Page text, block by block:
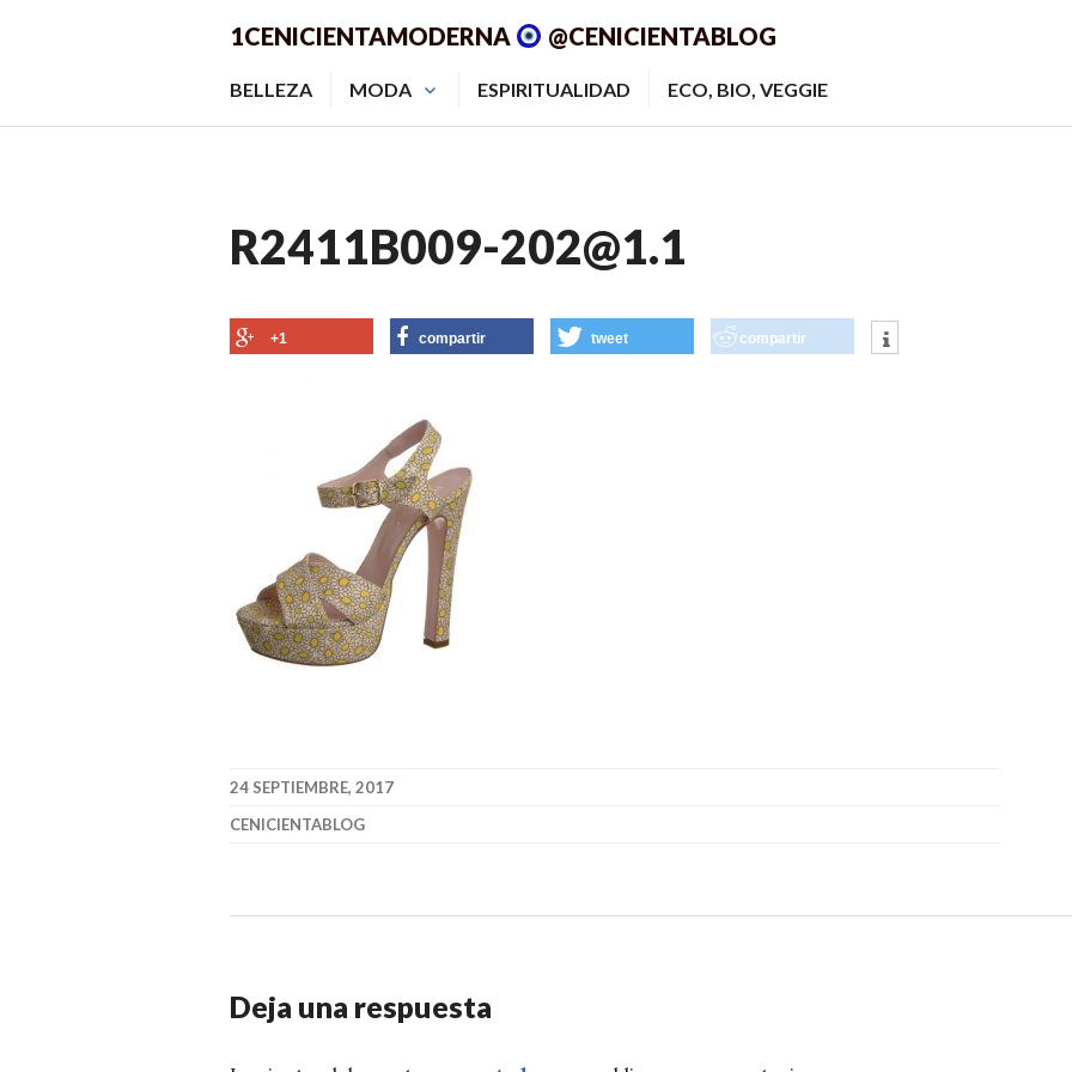
1CENICIENTAMODERNA @CENICIENTABLOG
BELLEZA MODA ESPIRITUALIDAD ECO, BIO, VEGGIE
R2411B009-202@1.1
+1 compartir tweet compartir
24 SEPTIEMBRE, 2017
CENICIENTABLOG
Deja una respuesta